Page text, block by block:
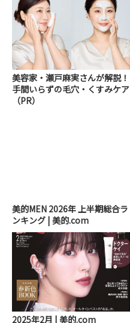
美容家・瀬戸麻実さんが解説！
手間いらずの毛穴・くすみケア
（PR）
美的MEN 2026年 上半期総合ラ
ンキング | 美的.com
2025年2月 | 美的.com